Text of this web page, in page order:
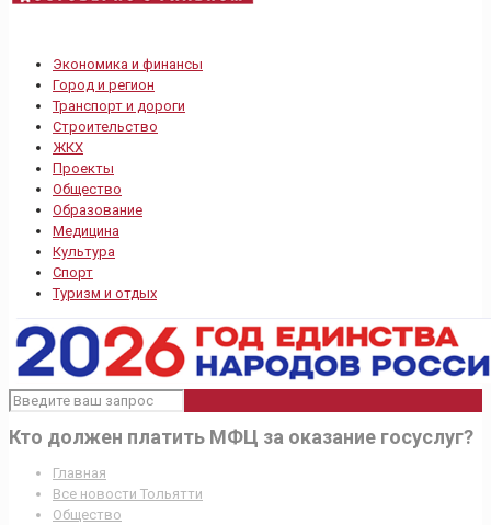
Экономика и финансы
Город и регион
Транспорт и дороги
Строительство
ЖКХ
Проекты
Общество
Образование
Медицина
Культура
Спорт
Туризм и отдых
Кто должен платить МФЦ за оказание госуслуг?
Главная
Все новости Тольятти
Общество